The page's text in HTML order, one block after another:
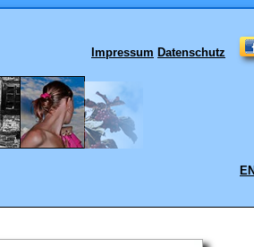
Impressum Datenschutz
EN